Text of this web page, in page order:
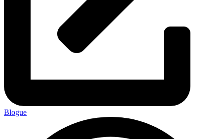
Blogue